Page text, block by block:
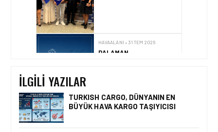
HAVAALANI • 31 TEM 2026
DALAMAN
İLGILI YAZILAR
TURKISH CARGO, DÜNYANIN EN
BÜYÜK HAVA KARGO TAŞIYICISI